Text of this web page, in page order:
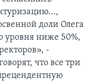
доли Олега
уровня ниже 50%,
-
что все три